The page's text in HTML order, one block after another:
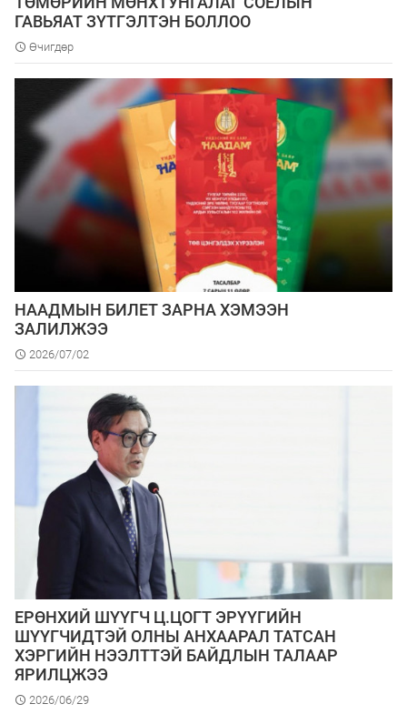
ГАВЬЯАТ ЗҮТГЭЛТЭН БОЛЛОО
Өчигдөр
НААДМЫН БИЛЕТ ЗАРНА ХЭМЭЭН
ЗАЛИЛЖЭЭ
2026/07/02
ЕРӨНХИЙ ШҮҮГЧ Ц.ЦОГТ ЭРҮҮГИЙН
ШҮҮГЧИДТЭЙ ОЛНЫ АНХААРАЛ ТАТСАН
ХЭРГИЙН НЭЭЛТТЭЙ БАЙДЛЫН ТАЛААР
ЯРИЛЦЖЭЭ
2026/06/29